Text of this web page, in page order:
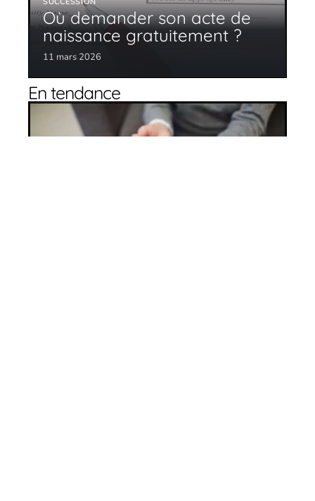
Où demander son acte de
naissance gratuitement ?
11 mars 2026
En tendance